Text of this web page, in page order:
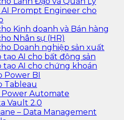
AI Prompt Engineer cho
Kinh doanh và Bán hàng
Nhân sự (HR)
Doanh nghiệp sản xuất
tạo AI cho bất động sản
tạo AI cho chứng khoán
Power BI
Tableau
Power Automate
Vault 2.0
– Data Management